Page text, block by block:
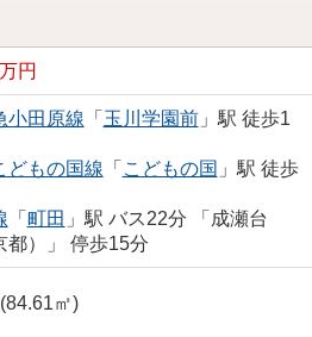
円
小田原線 「 玉川学園前」駅 徒歩1
どもの国線 「 こどもの国 」駅 徒歩
「 町田 」駅 バス22分 「成瀬台
都）」 停歩15分
㎡)